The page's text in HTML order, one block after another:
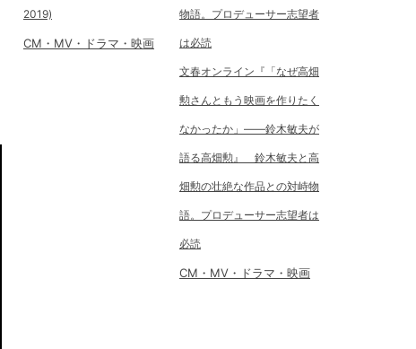
2019)
CM・MV・ドラマ・映画
文春オンライン『「なぜ高畑
勲さんともう映画を作りたく
なかったか」――鈴木敏夫が
語る高畑勲』 鈴木敏夫と高
畑勲の壮絶な作品との対峙物
語。プロデューサー志望者は
必読
CM・MV・ドラマ・映画